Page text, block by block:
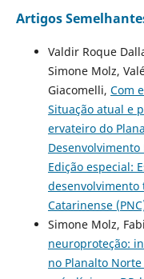
Artigos
Valdir Roque
Simone Molz,
Giacomelli, Com
Situação atual e
ervateiro do
Edição especial:
Catarinense
Simone Molz,
neuroproteção:
no Planalto